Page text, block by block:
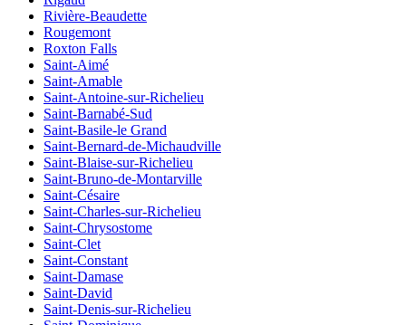
Rivière-Beaudette
Rougemont
Roxton Falls
Saint-Aimé
Saint-Amable
Saint-Antoine-sur-Richelieu
Saint-Barnabé-Sud
Saint-Basile-le Grand
Saint-Bernard-de-Michaudville
Saint-Blaise-sur-Richelieu
Saint-Bruno-de-Montarville
Saint-Césaire
Saint-Charles-sur-Richelieu
Saint-Chrysostome
Saint-Clet
Saint-Constant
Saint-Damase
Saint-David
Saint-Denis-sur-Richelieu